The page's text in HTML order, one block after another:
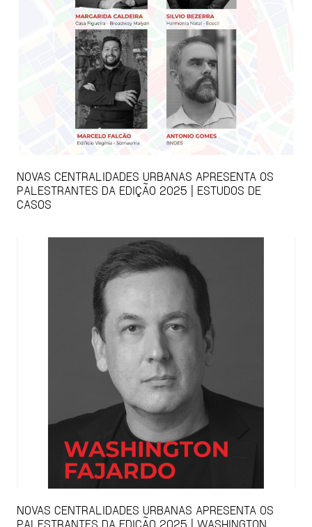
NOVAS CENTRALIDADES URBANAS APRESENTA OS
PALESTRANTES DA EDIÇÃO 2025 | ESTUDOS DE
CASOS
NOVAS CENTRALIDADES URBANAS APRESENTA OS
PALESTRANTES DA EDIÇÃO 2025 | WASHINGTON